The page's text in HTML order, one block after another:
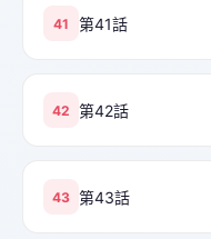
41 第41話
42 第42話
43 第43話